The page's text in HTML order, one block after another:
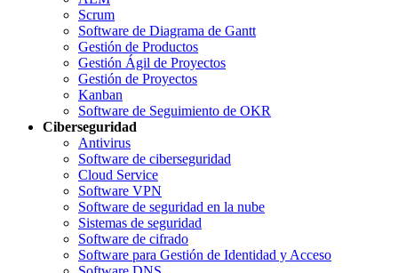
Scrum
Software de Diagrama de Gantt
Gestión de Productos
Gestión Ágil de Proyectos
Gestión de Proyectos
Kanban
Software de Seguimiento de OKR
Ciberseguridad
Antivirus
Software de ciberseguridad
Cloud Service
Software VPN
Software de seguridad en la nube
Sistemas de seguridad
Software de cifrado
Software para Gestión de Identidad y Acceso